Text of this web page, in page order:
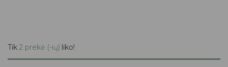
Tik2 prekė (-ių) liko!